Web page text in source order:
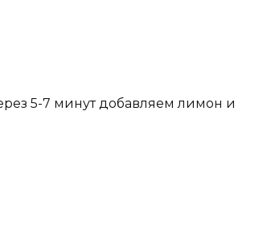
5-7 минут добавляем лимон и